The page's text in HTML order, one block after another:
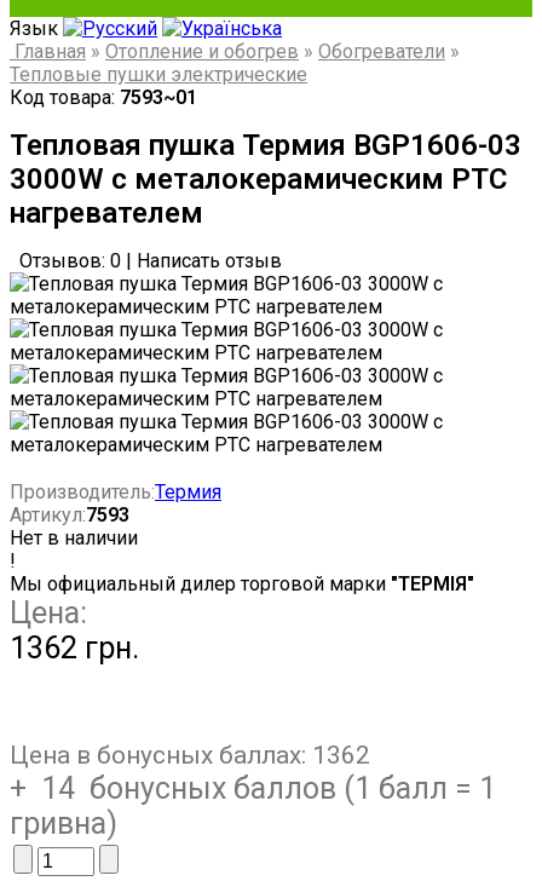
Язык
Главная » Отопление и обогрев » Обогреватели »
Тепловые пушки электрические
Код товара: 7593~01
Тепловая пушка Термия BGP1606-03
3000W с металокерамическим РТС
нагревателем
Отзывов: 0 Написать отзыв
Производитель:Термия
Артикул:7593
Нет в наличии
!
Мы официальный дилер торговой марки "ТЕРМІЯ"
Цена:
1362 грн.
Цена в бонусных баллах: 1362
+ 14 бонусных баллов (1 балл = 1
гривна)